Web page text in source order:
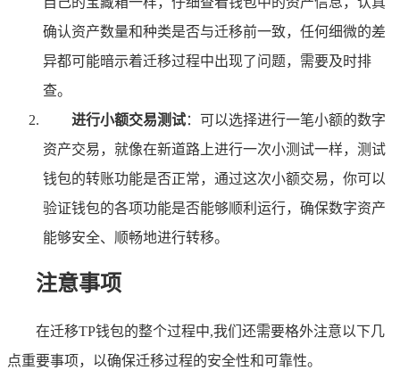
确认资产数量和种类是否与迁移前一致，任何细微的差
异都可能暗示着迁移过程中出现了问题，需要及时排
查。
进行小额交易测试：可以选择进行一笔小额的数字
资产交易，就像在新道路上进行一次小测试一样，测试
钱包的转账功能是否正常，通过这次小额交易，你可以
验证钱包的各项功能是否能够顺利运行，确保数字资产
能够安全、顺畅地进行转移。
注意事项
在迁移TP钱包的整个过程中,我们还需要格外注意以下几
点重要事项，以确保迁移过程的安全性和可靠性。